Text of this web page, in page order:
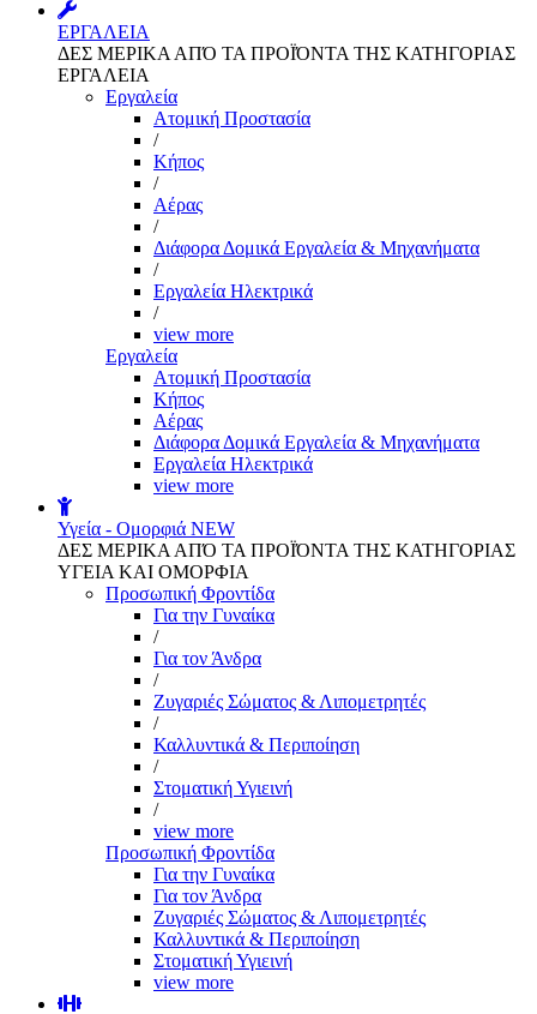
ΕΡΓΑΛΕΙΑ
ΔΕΣ ΜΕΡΙΚΑ ΑΠΌ ΤΑ ΠΡΟΪΌΝΤΑ ΤΗΣ ΚΑΤΗΓΟΡΙΑΣ
ΕΡΓΑΛΕΙΑ
Εργαλεία
Aτομική Προστασία
/
Kήπος
/
Αέρας
/
Διάφορα Δομικά Εργαλεία & Μηχανήματα
/
Εργαλεία Ηλεκτρικά
/
view more
Εργαλεία
Aτομική Προστασία
Kήπος
Αέρας
Διάφορα Δομικά Εργαλεία & Μηχανήματα
Εργαλεία Ηλεκτρικά
view more
Υγεία - Ομορφιά NEW
ΔΕΣ ΜΕΡΙΚΑ ΑΠΌ ΤΑ ΠΡΟΪΌΝΤΑ ΤΗΣ ΚΑΤΗΓΟΡΙΑΣ
ΥΓΕΙΑ ΚΑΙ ΟΜΟΡΦΙΑ
Προσωπική Φροντίδα
Για την Γυναίκα
/
Για τον Άνδρα
/
Ζυγαριές Σώματος & Λιπομετρητές
/
Καλλυντικά & Περιποίηση
/
Στοματική Υγιεινή
/
view more
Προσωπική Φροντίδα
Για την Γυναίκα
Για τον Άνδρα
Ζυγαριές Σώματος & Λιπομετρητές
Καλλυντικά & Περιποίηση
Στοματική Υγιεινή
view more